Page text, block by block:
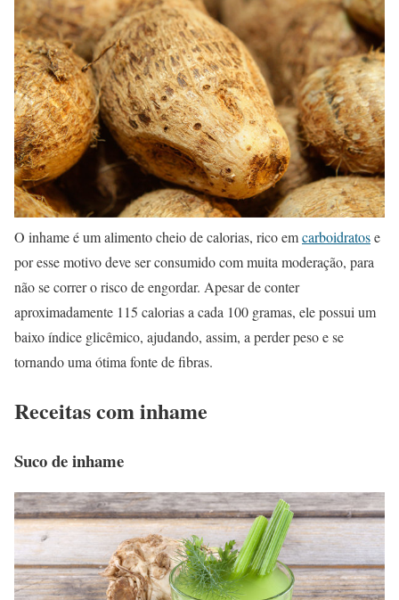
O inhame é um alimento cheio de calorias, rico emcarboidratose
por esse motivo deve ser consumido com muita moderação, para
não se correr o risco de engordar. Apesar de conter
aproximadamente 115 calorias a cada 100 gramas, ele possui um
baixo índice glicêmico, ajudando, assim, a perder peso e se
tornando uma ótima fonte de fibras.
Receitas com inhame
Suco de inhame